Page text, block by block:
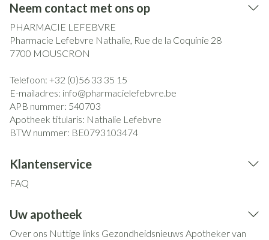
Neem contact met ons op
PHARMACIE LEFEBVRE
Pharmacie Lefebvre Nathalie, Rue de la Coquinie 28
7700 MOUSCRON
Telefoon: +32 (0)56 33 35 15
E-mailadres: info@pharmacielefebvre.be
APB nummer: 540703
Apotheek titularis: Nathalie Lefebvre
BTW nummer: BE0793103474
Klantenservice
FAQ
Uw apotheek
Over ons Nuttige links Gezondheidsnieuws Apotheker van